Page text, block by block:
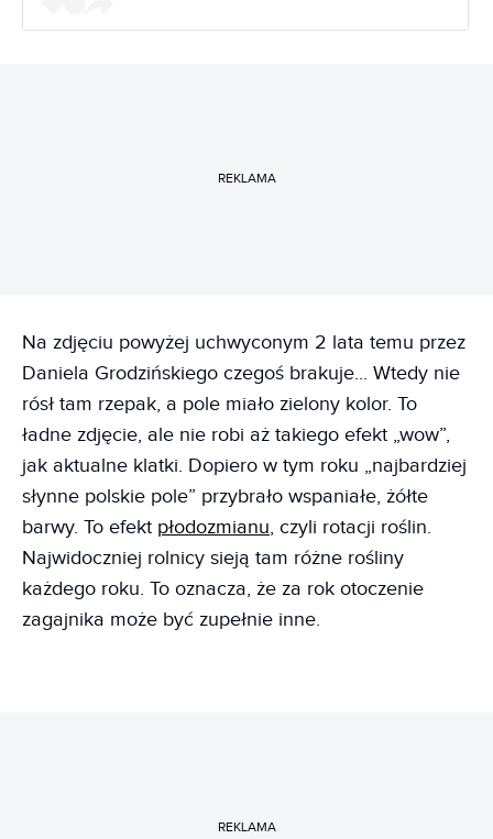
REKLAMA
Na zdjęciu powyżej uchwyconym 2 lata temu przez
Daniela Grodzińskiego czegoś brakuje... Wtedy nie
rósł tam rzepak, a pole miało zielony kolor. To
ładne zdjęcie, ale nie robi aż takiego efekt „wow”,
jak aktualne klatki. Dopiero w tym roku „najbardziej
słynne polskie pole” przybrało wspaniałe, żółte
barwy. To efekt płodozmianu, czyli rotacji roślin.
Najwidoczniej rolnicy sieją tam różne rośliny
każdego roku. To oznacza, że za rok otoczenie
zagajnika może być zupełnie inne.
REKLAMA